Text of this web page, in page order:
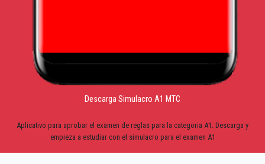
Descarga Simulacro A1 MTC
Aplicativo para aprobar el examen de reglas para la categoria A1. Descarga y
empieza a estudiar con el simulacro para el examen A1